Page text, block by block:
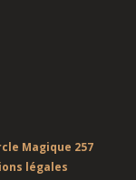
Magique 257
légales